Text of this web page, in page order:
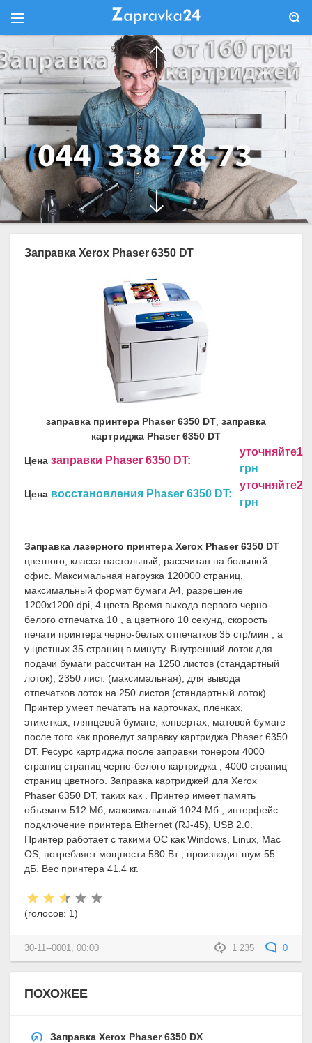
Заправка Xerox Phaser 6350 DT
заправка принтера Phaser 6350 DT заправка
картриджа Phaser 6350 DT
Цена заправки Phaser 6350 DT:
уточняйте1
грн
Цена восстановления Phaser 6350 DT:
уточняйте2
грн
Заправка лазерного принтера Xerox Phaser 6350 DT
цветного, класса настольный, рассчитан на большой
офис. Максимальная нагрузка 120000 страниц,
максимальный формат бумаги A4, разрешение
1200x1200 dpi, 4 цвета.Время выхода первого черно-
белого отпечатка 10 , а цветного 10 секунд, скорость
печати принтера черно-белых отпечатков 35 стр/мин , а
у цветных 35 страниц в минуту. Внутренний лоток для
подачи бумаги рассчитан на 1250 листов (стандартный
лоток), 2350 лист. (максимальная), для вывода
отпечатков лоток на 250 листов (стандартный лоток).
Принтер умеет печатать на карточках, пленках,
этикетках, глянцевой бумаге, конвертах, матовой бумаге
после того как проведут заправку картриджа Phaser 6350
DT. Ресурс картриджа после заправки тонером 4000
страниц страниц черно-белого картриджа , 4000 страниц
страниц цветного. Заправка картриджей для Xerox
Phaser 6350 DT, таких как . Принтер имеет память
объемом 512 Мб, максимальный 1024 Мб , интерфейс
подключение принтера Ethernet (RJ-45), USB 2.0.
Принтер работает c такими ОС как Windows, Linux, Mac
OS, потребляет мощности 580 Вт , производит шум 55
дБ. Вес принтера 41.4 кг.
Рейтинг:
(голосов: 1)
1 235 0
30-11--0001, 00:00
ПОХОЖЕЕ
Заправка Xerox Phaser 6350 DX